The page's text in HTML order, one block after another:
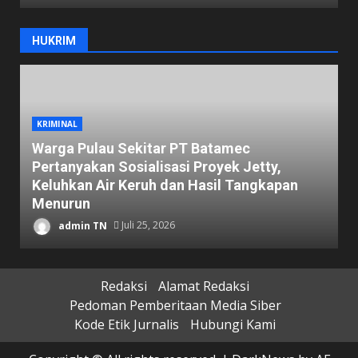
HUKRIM
KRIMINAL
Warga Pulau Sekitar PT Batamec
Pertanyakan Sosialisasi Proyek Jetty,
Keluhkan Air Keruh dan Hasil Tangkapan
Menurun
admin TN Juli 25, 2026
Redaksi
Alamat Redaksi
Pedoman Pemberitaan Media Siber
Kode Etik Jurnalis
Hubungi Kami